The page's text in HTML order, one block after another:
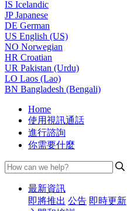
IS Icelandic
JPJapanese
DE German
US English (US)
NO Norwegian
HR Croatian
UR Pakistan (Urdu)
LO Laos (Lao)
BN Bangladesh (Bengali)
Home
使用視訊通話
進行諮詢
你需要什麼
最新資訊
即將推出 公告 即時更新